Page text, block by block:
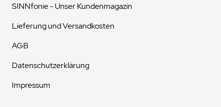
SINNfonie - Unser Kundenmagazin
Lieferung und Versandkosten
AGB
Datenschutzerklärung
Impressum